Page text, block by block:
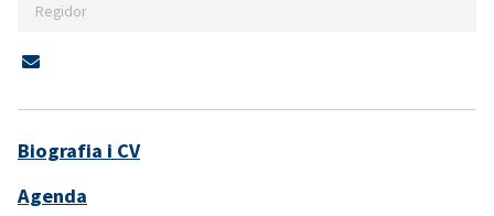
Regidor
Biografia i CV
Agenda